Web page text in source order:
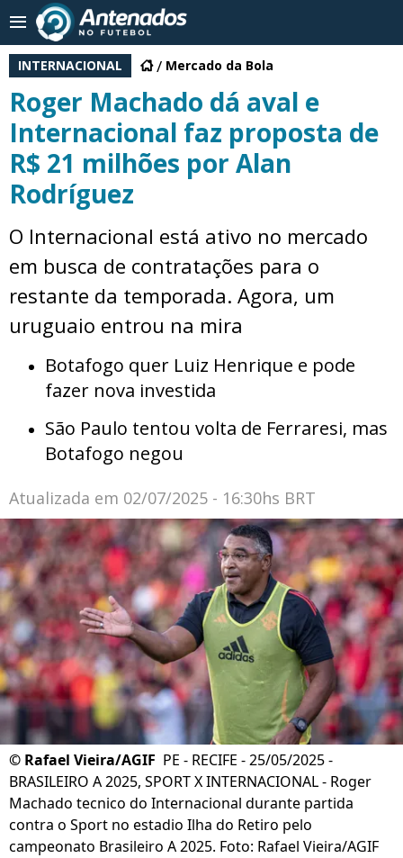
INTERNACIONAL Mercado da Bola
Roger Machado dá aval e
Internacional faz proposta de
R$ 21 milhões por Alan
Rodríguez
O Internacional está ativo no mercado
em busca de contratações para o
restante da temporada. Agora, um
uruguaio entrou na mira
Botafogo quer Luiz Henrique e pode
fazer nova investida
São Paulo tentou volta de Ferraresi, mas
Botafogo negou
Atualizada em 02/07/2025 - 16:30hs BRT
© Rafael Vieira/AGIF PE - RECIFE - 25/05/2025 -
BRASILEIRO A 2025, SPORT X INTERNACIONAL - Roger
Machado tecnico do Internacional durante partida
contra o Sport no estadio Ilha do Retiro pelo
campeonato Brasileiro A 2025. Foto: Rafael Vieira/AGIF